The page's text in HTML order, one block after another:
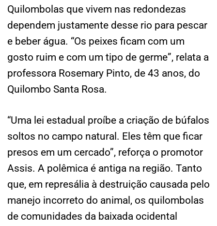
Quilombolas que vivem nas redondezas
dependem justamente desse rio para pescar
e beber água. “Os peixes ficam com um
gosto ruim e com um tipo de germe”, relata a
professora Rosemary Pinto, de 43 anos, do
Quilombo Santa Rosa.
“Uma lei estadual proíbe a criação de búfalos
soltos no campo natural. Eles têm que ficar
presos em um cercado”, reforça o promotor
Assis. A polêmica é antiga na região. Tanto
que, em represália à destruição causada pelo
manejo incorreto do animal, os quilombolas
de comunidades da baixada ocidental